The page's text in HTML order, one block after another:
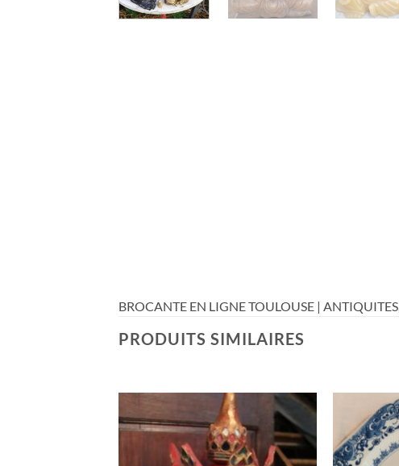
BROCANTE EN LIGNE TOULOUSE | ANTIQUITES,
PRODUITS SIMILAIRES